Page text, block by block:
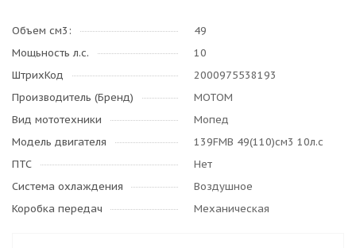
Объем см3:
49
Мощьность л.с.
10
ШтрихКод
2000975538193
Производитель (Бренд)
МОТОМ
Вид мототехники
Мопед
Модель двигателя
139FMB 49(110)см3 10л.с
ПТС
Нет
Система охлаждения
Воздушное
Коробка передач
Механическая